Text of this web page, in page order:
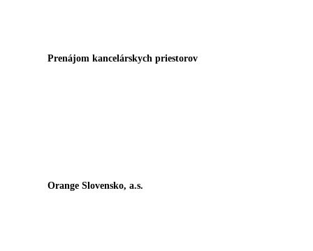
Prenájom kancelárskych priestorov
Orange Slovensko, a.s.